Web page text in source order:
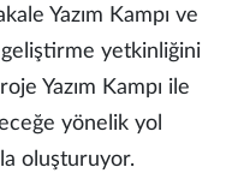
Yazım Kampı ve
yetkinliğini
Yazım Kampı ile
yönelik yol
oluşturuyor.